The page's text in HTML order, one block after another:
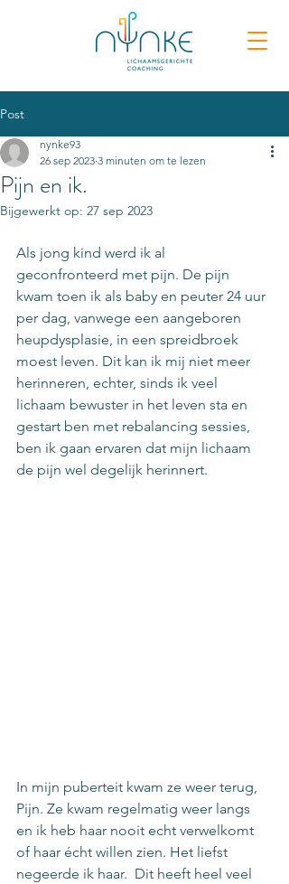
Post
Pijn en ik.
nynke93
26 sep 2023 3 minuten om te lezen
Bijgewerkt op: 27 sep 2023
Als jong kind werd ik al
geconfronteerd met pijn. De pijn
kwam toen ik als baby en peuter 24 uur
per dag, vanwege een aangeboren
heupdysplasie, in een spreidbroek
moest leven. Dit kan ik mij niet meer
herinneren, echter, sinds ik veel
lichaam bewuster in het leven sta en
gestart ben met rebalancing sessies,
ben ik gaan ervaren dat mijn lichaam
de pijn wel degelijk herinnert.
In mijn puberteit kwam ze weer terug,
Pijn. Ze kwam regelmatig weer langs
en ik heb haar nooit echt verwelkomt
of haar écht willen zien. Het liefst
negeerde ik haar.  Dit heeft heel veel